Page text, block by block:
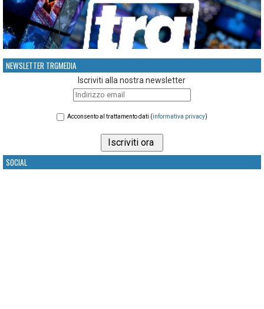
NEWSLETTER TRGMEDIA
Iscriviti alla nostra newsletter
Acconsento al trattamento dati (informativa privacy)
SOCIAL